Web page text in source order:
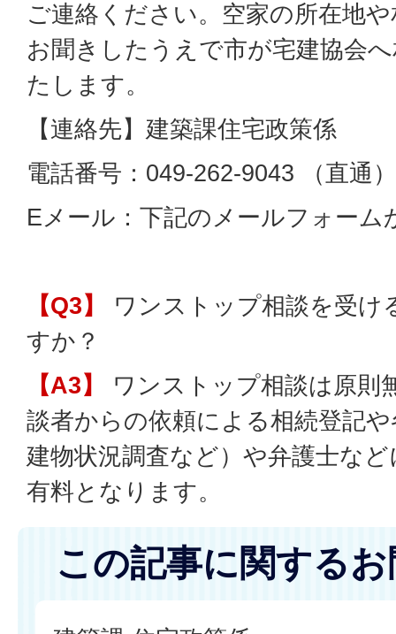
ご連絡ください。空家の所在地
お聞きしたうえで市が宅建協会
たします。
【連絡先】建築課住宅政策係
電話番号：049-262-9043 （直通）
Eメール：下記のメールフォーム
【Q3】
ワンストップ相談を受け
すか？
【A3】 ワンストップ相談は原則
談者からの依頼による相続登記
建物状況調査など）や弁護士な
有料となります。
この記事に関する